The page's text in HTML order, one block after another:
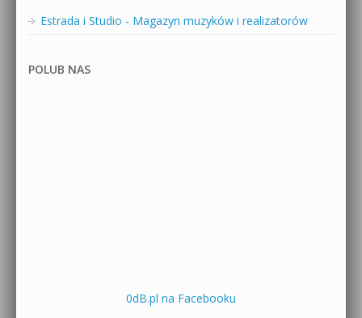
Estrada i Studio - Magazyn muzyków i realizatorów
POLUB NAS
0dB.pl na Facebooku